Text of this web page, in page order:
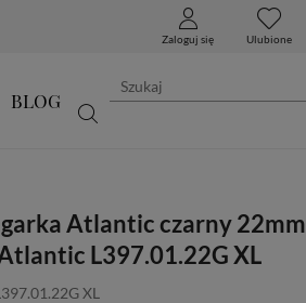
Zaloguj się Ulubione
BLOG
Atlantic czarny 22mm
L397.01.22G XL
XL